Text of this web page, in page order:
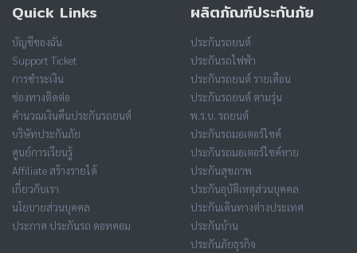
Quick Links
บัญชีของฉัน
Support Ticket
การชำระเงิน
ช่องทางติดต่อ
คำนวณเงินคืนประกันรถยนต์
บริษัทประกันภัย
ศูนย์การเรียนรู้
Affiliate สร้างรายได้
เกี่ยวกับเรา
นโยบายส่วนบุคคล
ประกาศ ประกันรถ ดอทคอม
ผลิตภัณฑ์ประกันภัย
ประกันรถยนต์
ประกันรถไฟฟ้า
ประกันรถยนต์ รายเดือน
ประกันรถยนต์ ตามรุ่น
พ.ร.บ. รถยนต์
ประกันรถมอเตอร์ไซค์
ประกันรถมอเตอร์ไซค์หาย
ประกันสุขภาพ
ประกันอุบัติเหตุส่วนบุคคล
ประกันเดินทางต่างประเทศ
ประกันบ้าน
ประกันภัยธุรกิจ